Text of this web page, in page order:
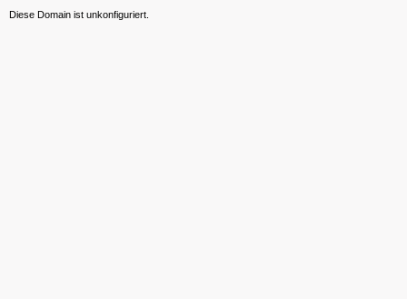
Diese Domain ist unkonfiguriert.